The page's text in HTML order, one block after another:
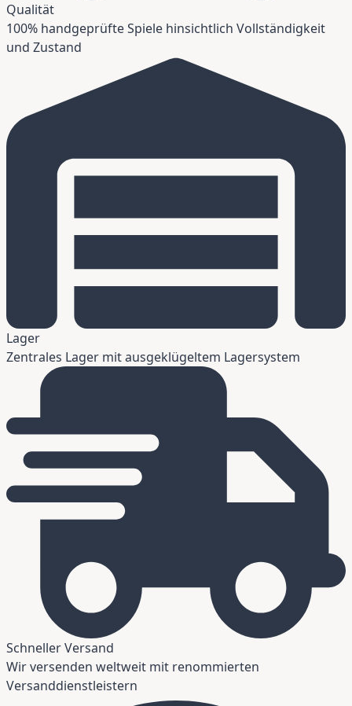
Qualität
100% handgeprüfte Spiele hinsichtlich Vollständigkeit
und Zustand
Lager
Zentrales Lager mit ausgeklügeltem Lagersystem
Schneller Versand
Wir versenden weltweit mit renommierten
Versanddienstleistern